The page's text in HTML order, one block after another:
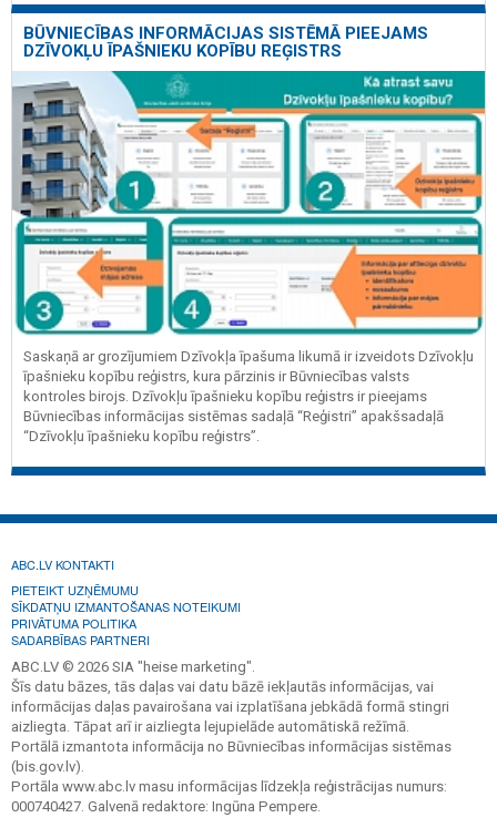
BŪVNIECĪBAS INFORMĀCIJAS SISTĒMĀ PIEEJAMS
DZĪVOKĻU ĪPAŠNIEKU KOPĪBU REĢISTRS
Saskaņā ar grozījumiem Dzīvokļa īpašuma likumā ir izveidots Dzīvokļu
īpašnieku kopību reģistrs, kura pārzinis ir Būvniecības valsts
kontroles birojs. Dzīvokļu īpašnieku kopību reģistrs ir pieejams
Būvniecības informācijas sistēmas sadaļā “Reģistri” apakšsadaļā
“Dzīvokļu īpašnieku kopību reģistrs”.
ABC.LV KONTAKTI
PIETEIKT UZŅĒMUMU
SĪKDATŅU IZMANTOŠANAS NOTEIKUMI
PRIVĀTUMA POLITIKA
SADARBĪBAS PARTNERI
ABC.LV © 2026 SIA "heise marketing".
Šīs datu bāzes, tās daļas vai datu bāzē iekļautās informācijas, vai
informācijas daļas pavairošana vai izplatīšana jebkādā formā stingri
aizliegta. Tāpat arī ir aizliegta lejupielāde automātiskā režīmā.
Portālā izmantota informācija no Būvniecības informācijas sistēmas
(bis.gov.lv).
Portāla www.abc.lv masu informācijas līdzekļa reģistrācijas numurs:
000740427. Galvenā redaktore: Ingūna Pempere.